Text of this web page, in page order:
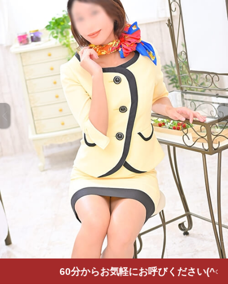
60分からお気軽にお呼びください(^○^)！